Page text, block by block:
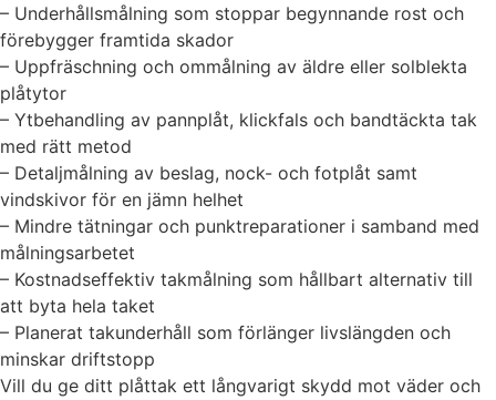
– Underhållsmålning som stoppar begynnande rost och
förebygger framtida skador
– Uppfräschning och ommålning av äldre eller solblekta
plåtytor
– Ytbehandling av pannplåt, klickfals och bandtäckta tak
med rätt metod
– Detaljmålning av beslag, nock- och fotplåt samt
vindskivor för en jämn helhet
– Mindre tätningar och punktreparationer i samband med
målningsarbetet
– Kostnadseffektiv takmålning som hållbart alternativ till
att byta hela taket
– Planerat takunderhåll som förlänger livslängden och
minskar driftstopp
Vill du ge ditt plåttak ett långvarigt skydd mot väder och